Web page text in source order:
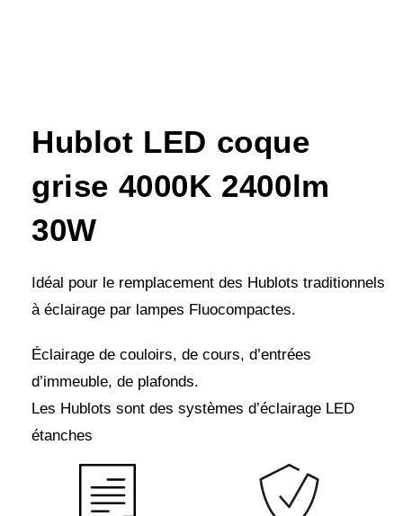
Hublot LED coque
grise 4000K 2400lm
30W
Idéal pour le remplacement des Hublots traditionnels
à éclairage par lampes Fluocompactes.
Éclairage de couloirs, de cours, d’entrées
d’immeuble, de plafonds.
Les Hublots sont des systèmes d’éclairage LED
étanches